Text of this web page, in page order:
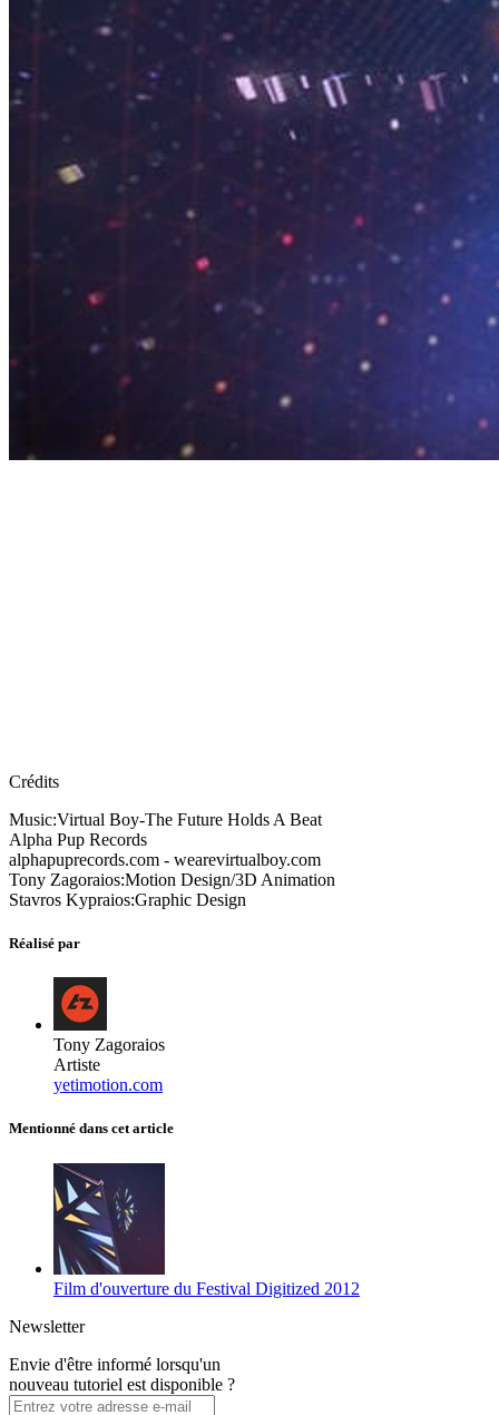
Crédits
Music:Virtual Boy-The Future Holds A Beat
Alpha Pup Records
alphapuprecords.com - wearevirtualboy.com
Tony Zagoraios:Motion Design/3D Animation
Stavros Kypraios:Graphic Design
Réalisé par
Tony Zagoraios
Artiste
yetimotion.com
Mentionné dans cet article
Film d'ouverture du Festival Digitized 2012
Newsletter
Envie d'être informé lorsqu'un
nouveau tutoriel est disponible ?